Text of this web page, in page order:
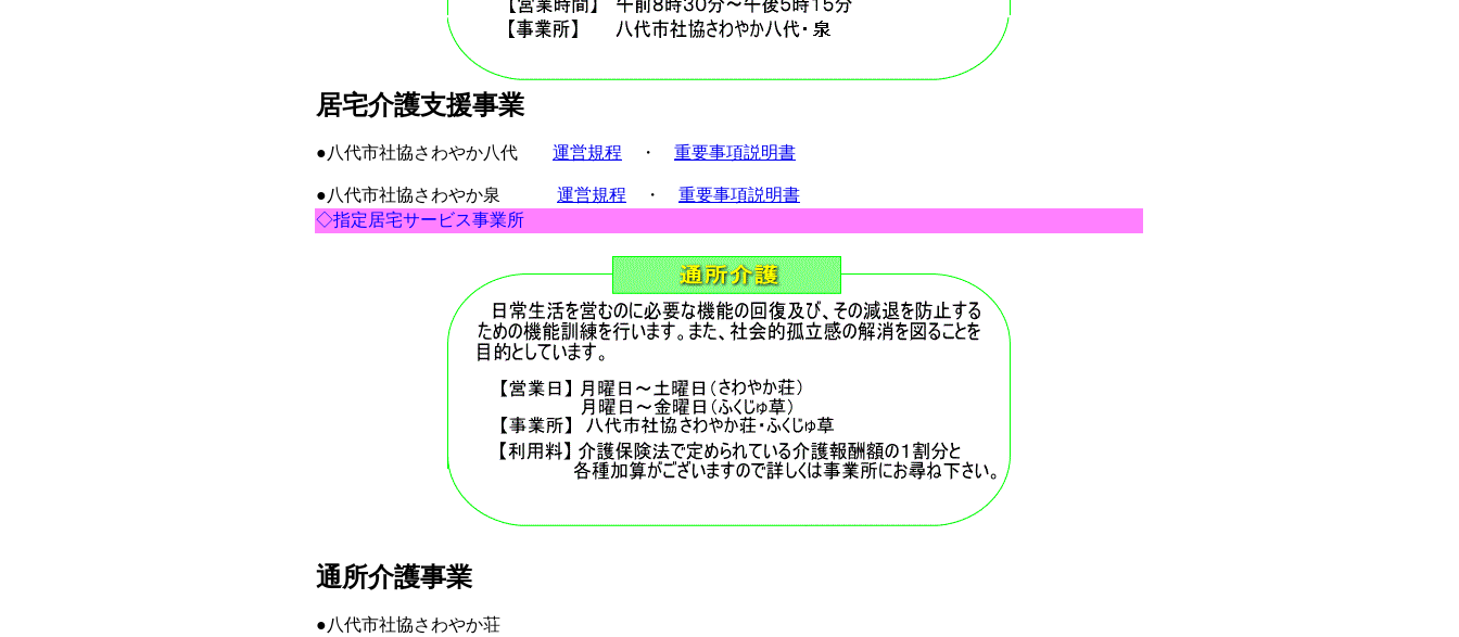
居宅介護支援事業
●八代市社協さわやか八代 運営規程 ・ 重要事項説明書
●八代市社協さわやか泉 運営規程 ・ 重要事項説明書
◇指定居宅サービス事業所
通所介護事業
●八代市社協さわやか荘